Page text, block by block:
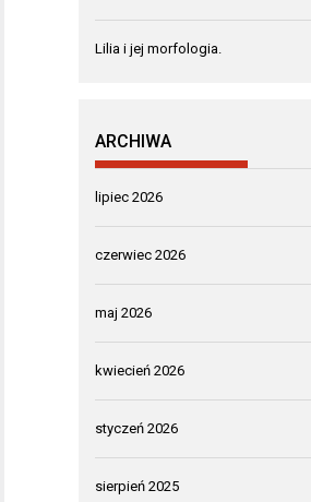
Lilia i jej morfologia.
ARCHIWA
lipiec 2026
czerwiec 2026
maj 2026
kwiecień 2026
styczeń 2026
sierpień 2025